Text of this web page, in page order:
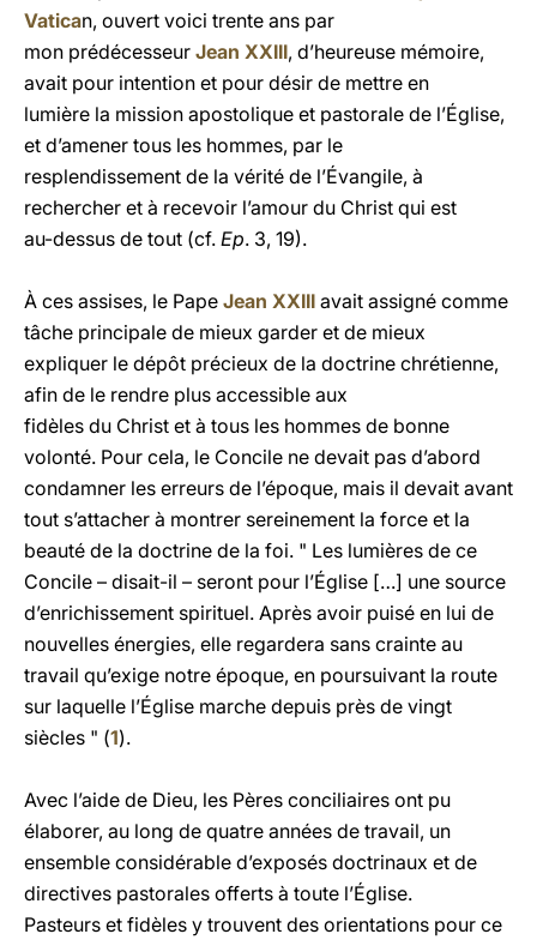
Vatican, ouvert voici trente ans par
mon prédécesseur Jean XXIII, d’heureuse mémoire,
avait pour intention et pour désir de mettre en
lumière la mission apostolique et pastorale de l’Église,
et d’amener tous les hommes, par le
resplendissement de la vérité de l’Évangile, à
rechercher et à recevoir l’amour du Christ qui est
au-dessus de tout (cf. Ep. 3, 19).
À ces assises, le Pape Jean XXIII avait assigné comme
tâche principale de mieux garder et de mieux
expliquer le dépôt précieux de la doctrine chrétienne,
afin de le rendre plus accessible aux
fidèles du Christ et à tous les hommes de bonne
volonté. Pour cela, le Concile ne devait pas d’abord
condamner les erreurs de l’époque, mais il devait avant
tout s’attacher à montrer sereinement la force et la
beauté de la doctrine de la foi. " Les lumières de ce
Concile – disait-il – seront pour l’Église […] une source
d’enrichissement spirituel. Après avoir puisé en lui de
nouvelles énergies, elle regardera sans crainte au
travail qu’exige notre époque, en poursuivant la route
sur laquelle l’Église marche depuis près de vingt
siècles " (1).
Avec l’aide de Dieu, les Pères conciliaires ont pu
élaborer, au long de quatre années de travail, un
ensemble considérable d’exposés doctrinaux et de
directives pastorales offerts à toute l’Église.
Pasteurs et fidèles y trouvent des orientations pour ce